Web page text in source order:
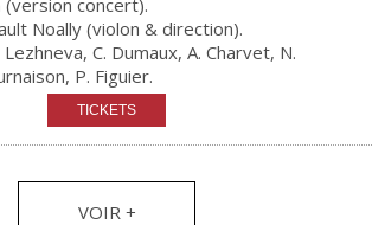
Noally (violon & direction).
Lezhneva, C. Dumaux, A. Charvet, N.
P. Figuier.
VOIR +